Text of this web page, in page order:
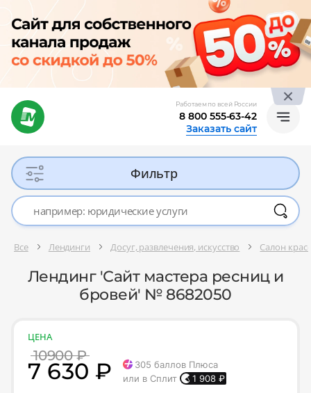
Работаем по всей России
8 800 555-63-42
Заказать сайт
Фильтр
Все Лендинги Досуг, развлечения, искусство Салон
Лендинг 'Сайт мастера ресниц и
бровей' № 8682050
ЦЕНА
10900 ₽
7 630 ₽ 305 баллов Плюса
или в Сплит
1 908 ₽